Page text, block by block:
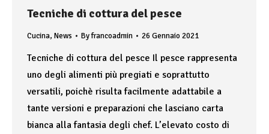
Tecniche di cottura del pesce
Cucina, News Byfrancoadmin 26 Gennaio 2021
Tecniche di cottura del pesce Il pesce rappresenta
uno degli alimenti più pregiati e soprattutto
versatili, poichè risulta facilmente adattabile a
tante versioni e preparazioni che lasciano carta
bianca alla fantasia degli chef. L’elevato costo di